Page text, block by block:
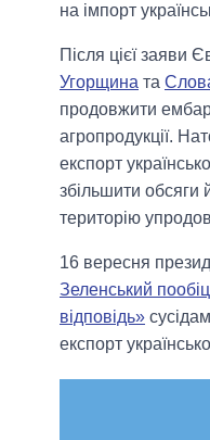
на імпорт
Після цієї заяви
Угорщина та
продовжити
агропродукції.
експорт
збільшити обсяги
територію
16 вересня
Зеленський
відповідь»
експорт